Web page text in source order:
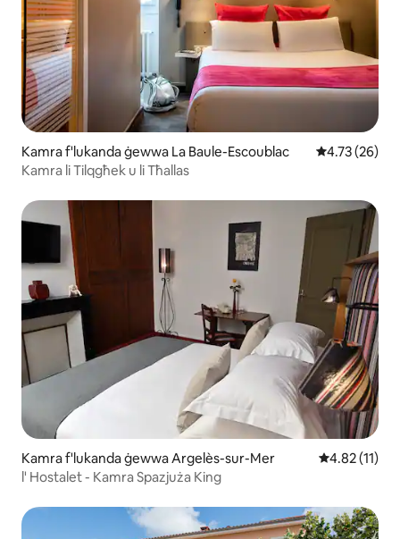
Kamra f'lukanda ġewwa La Baule-Escoublac Rating
4.73 (26)
Kamra li Tilqgħek u li Tħallas
Kamra f'lukanda ġewwa Argelès-sur-Mer Rating
4.82 (11)
l' Hostalet - Kamra Spazjuża King